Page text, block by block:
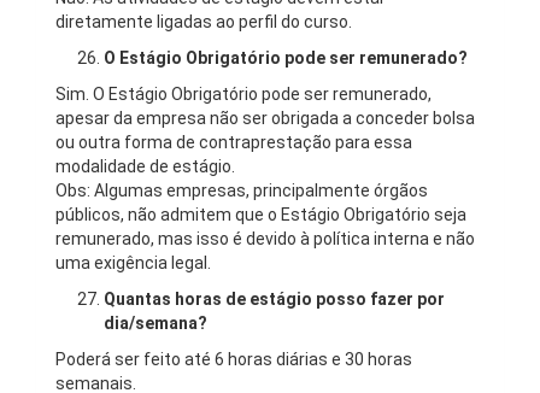
diretamente ligadas ao perfil do curso.
O Estágio Obrigatório pode ser remunerado?
Sim. O Estágio Obrigatório pode ser remunerado,
apesar da empresa não ser obrigada a conceder bolsa
ou outra forma de contraprestação para essa
modalidade de estágio.
Obs: Algumas empresas, principalmente órgãos
públicos, não admitem que o Estágio Obrigatório seja
remunerado, mas isso é devido à política interna e não
uma exigência legal.
Quantas horas de estágio posso fazer por
dia/semana?
Poderá ser feito até 6 horas diárias e 30 horas
semanais.